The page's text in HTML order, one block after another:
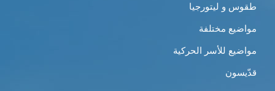
طقوس و ليتورجيا
مواضيع مختلفة
مواضيع للأسر الحركية
قدّيسون